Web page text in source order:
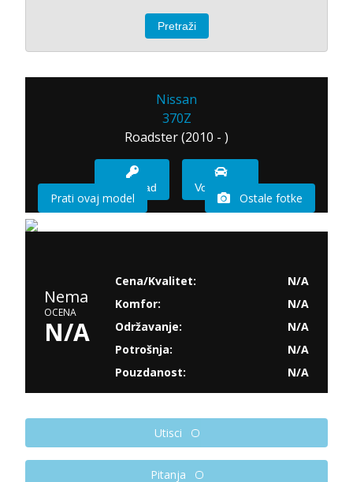
Nissan
370Z
Roadster (2010 - )
Imam sad Vozio sam
Prati ovaj model Ostale fotke
Nema
OCENA
N/A
Cena/Kvalitet:
N/A
Komfor:
N/A
Održavanje:
N/A
Potrošnja:
N/A
Pouzdanost:
N/A
Utisci
Pitanja